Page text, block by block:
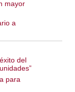
mayor
a
del
para